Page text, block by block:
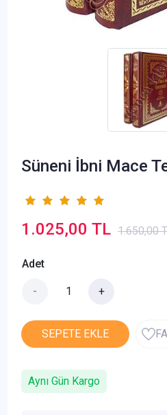
Süneni İbni Mace
1.025,00 TL 1.650,00
Adet
- +
SEPETE EKLE
Aynı Gün Kargo